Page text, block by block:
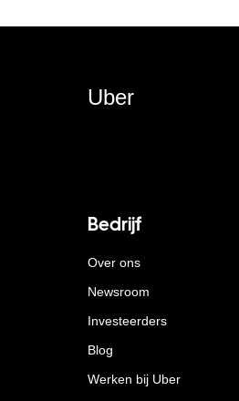
Uber
Bedrijf
Over ons
Newsroom
Investeerders
Blog
Werken bij Uber